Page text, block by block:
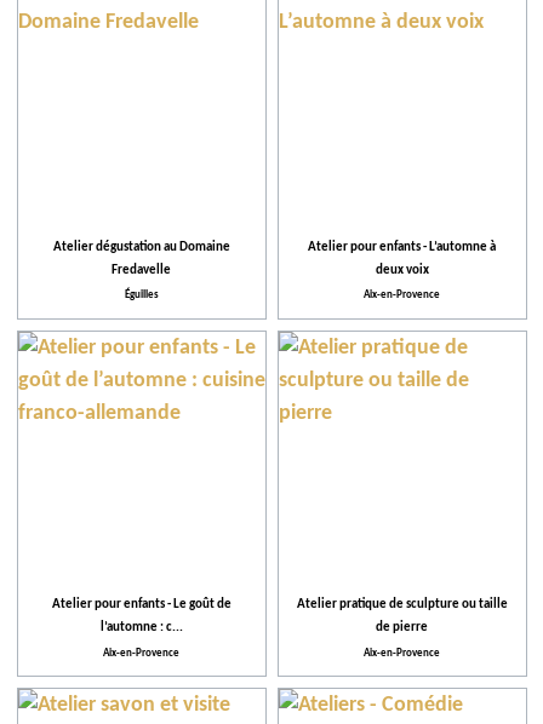
Atelier dégustation au Domaine
Fredavelle
Éguilles
Atelier pour enfants - L’automne à
deux voix
Aix-en-Provence
Atelier pour enfants - Le goût de
l’automne : c...
Aix-en-Provence
Atelier pratique de sculpture ou taille
de pierre
Aix-en-Provence